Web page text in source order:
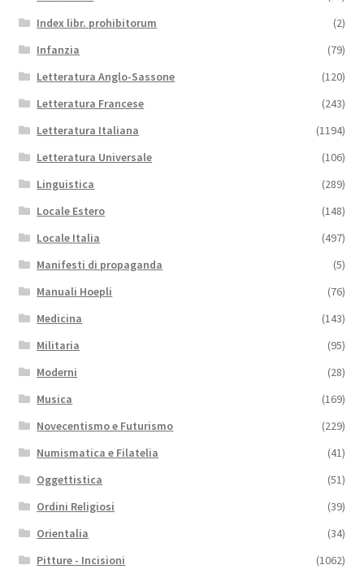
Index libr. prohibitorum
(2)
Infanzia
(79)
Letteratura Anglo-Sassone
(120)
Letteratura Francese
(243)
Letteratura Italiana
(1194)
Letteratura Universale
(106)
Linguistica
(289)
Locale Estero
(148)
Locale Italia
(497)
Manifesti di propaganda
(5)
Manuali Hoepli
(76)
Medicina
(143)
Militaria
(95)
Moderni
(28)
Musica
(169)
Novecentismo e Futurismo
(229)
Numismatica e Filatelia
(41)
Oggettistica
(51)
Ordini Religiosi
(39)
Orientalia
(34)
Pitture - Incisioni
(1062)